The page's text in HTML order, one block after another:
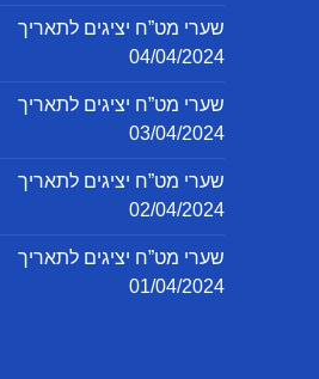
שערי מט”ח יציגים לתאריך
04/04/2024
שערי מט”ח יציגים לתאריך
03/04/2024
שערי מט”ח יציגים לתאריך
02/04/2024
שערי מט”ח יציגים לתאריך
01/04/2024